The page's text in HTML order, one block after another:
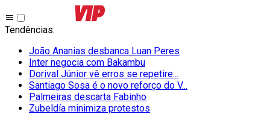
Tendências:
João Ananias desbanca Luan Peres
Inter negocia com Bakambu
Dorival Júnior vê erros se repetire...
Santiago Sosa é o novo reforço do V...
Palmeiras descarta Fabinho
Zubeldía minimiza protestos